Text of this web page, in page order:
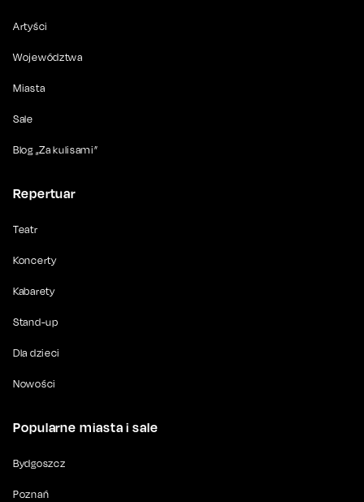
Artyści
Województwa
Miasta
Sale
Blog „Za kulisami”
Repertuar
Teatr
Koncerty
Kabarety
Stand-up
Dla dzieci
Nowości
Popularne miasta i sale
Bydgoszcz
Poznań